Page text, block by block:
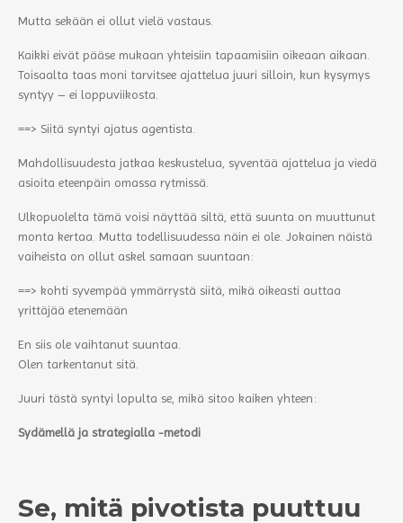
Mutta sekään ei ollut vielä vastaus.
Kaikki eivät pääse mukaan yhteisiin tapaamisiin oikeaan aikaan.
Toisaalta taas moni tarvitsee ajattelua juuri silloin, kun kysymys
syntyy – ei loppuviikosta.
==> Siitä syntyi ajatus agentista.
Mahdollisuudesta jatkaa keskustelua, syventää ajattelua ja viedä
asioita eteenpäin omassa rytmissä.
Ulkopuolelta tämä voisi näyttää siltä, että suunta on muuttunut
monta kertaa. Mutta todellisuudessa näin ei ole. Jokainen näistä
vaiheista on ollut askel samaan suuntaan:
==> kohti syvempää ymmärrystä siitä, mikä oikeasti auttaa
yrittäjää etenemään
En siis ole vaihtanut suuntaa.
Olen tarkentanut sitä.
Juuri tästä syntyi lopulta se, mikä sitoo kaiken yhteen:
Sydämellä ja strategialla -metodi
Se, mitä pivotista puuttuu